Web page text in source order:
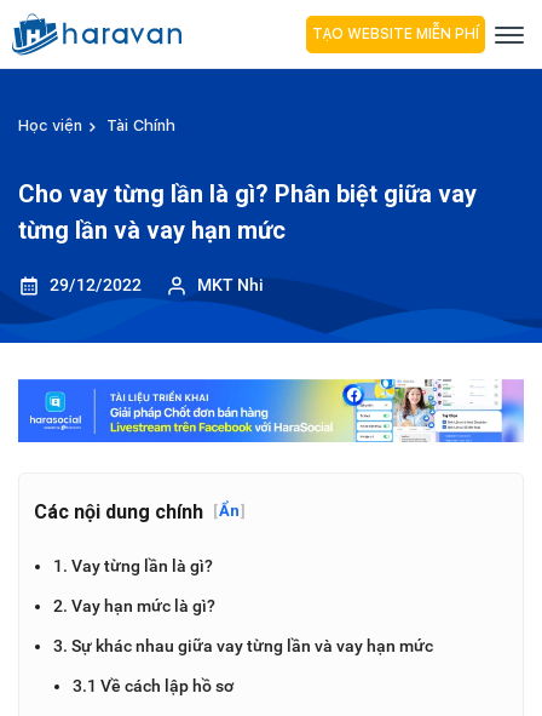
TẠO WEBSITE MIỄN PHÍ
Học viện Tài Chính
Cho vay từng lần là gì? Phân biệt giữa vay
từng lần và vay hạn mức
29/12/2022 MKT Nhi
Các nội dung chính [Ẩn]
1. Vay từng lần là gì?
2. Vay hạn mức là gì?
3. Sự khác nhau giữa vay từng lần và vay hạn mức
3.1 Về cách lập hồ sơ